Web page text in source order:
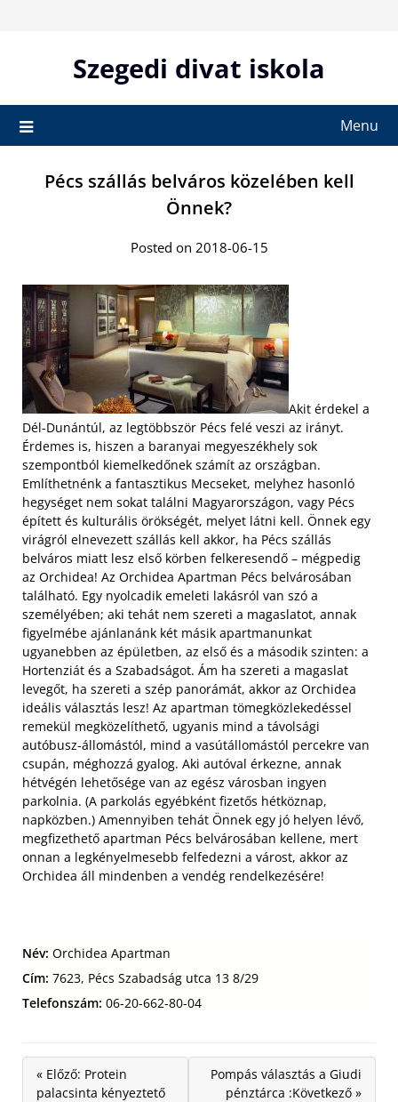
Szegedi divat iskola
Menu
Pécs szállás belváros közelében kell
Önnek?
Posted on 2018-06-15
Akit érdekel a
Dél-Dunántúl, az legtöbbször Pécs felé veszi az irányt.
Érdemes is, hiszen a baranyai megyeszékhely sok
szempontból kiemelkedőnek számít az országban.
Említhetnénk a fantasztikus Mecseket, melyhez hasonló
hegységet nem sokat találni Magyarországon, vagy Pécs
épített és kulturális örökségét, melyet látni kell. Önnek egy
virágról elnevezett szállás kell akkor, ha Pécs szállás
belváros miatt lesz első körben felkeresendő – mégpedig
az Orchidea! Az Orchidea Apartman Pécs belvárosában
található. Egy nyolcadik emeleti lakásról van szó a
személyében; aki tehát nem szereti a magaslatot, annak
figyelmébe ajánlanánk két másik apartmanunkat
ugyanebben az épületben, az első és a második szinten: a
Hortenziát és a Szabadságot. Ám ha szereti a magaslat
levegőt, ha szereti a szép panorámát, akkor az Orchidea
ideális választás lesz! Az apartman tömegközlekedéssel
remekül megközelíthető, ugyanis mind a távolsági
autóbusz-állomástól, mind a vasútállomástól percekre van
csupán, méghozzá gyalog. Aki autóval érkezne, annak
hétvégén lehetősége van az egész városban ingyen
parkolnia. (A parkolás egyébként fizetős hétköznap,
napközben.) Amennyiben tehát Önnek egy jó helyen lévő,
megfizethető apartman Pécs belvárosában kellene, mert
onnan a legkényelmesebb felfedezni a várost, akkor az
Orchidea áll mindenben a vendég rendelkezésére!
Név: Orchidea Apartman
Cím: 7623, Pécs Szabadság utca 13 8/29
Telefonszám: 06-20-662-80-04
« Előző: Protein
palacsinta kényeztető
Pompás választás a Giudi
pénztárca :Következő »